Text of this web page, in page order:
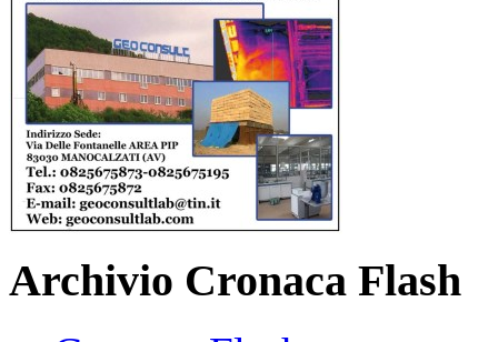
Archivio Cronaca Flash